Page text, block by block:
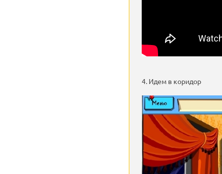
4. Идем в коридор